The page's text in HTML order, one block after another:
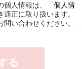
人情報は、
「個人情
適正に取り扱います。
い合わせください。
る